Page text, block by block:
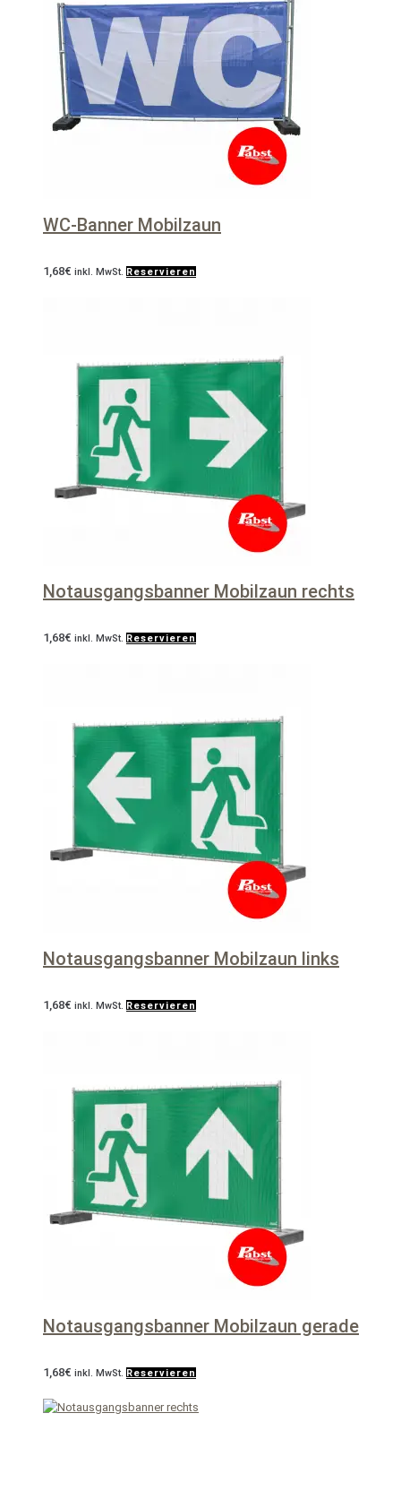
WC-Banner Mobilzaun
1,68€ inkl. MwSt. Reservieren
Notausgangsbanner Mobilzaun rechts
1,68€ inkl. MwSt. Reservieren
Notausgangsbanner Mobilzaun links
1,68€ inkl. MwSt. Reservieren
Notausgangsbanner Mobilzaun gerade
1,68€ inkl. MwSt. Reservieren